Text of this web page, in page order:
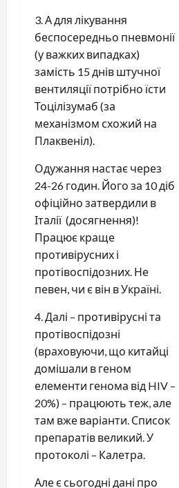
3. А для лікування
беспосередньо пневмонії
(у важких випадках)
замість 15 днів штучної
вентиляції потрібно їсти
Тоцілізумаб (за
механізмом схожий на
Плаквеніл).
Одужання настає через
24-26 годин. Його за 10 діб
офіційно затвердили в
Італії (досягнення)!
Працює краще
противірусних і
протівоспідозних. Не
певен, чи є він в Україні.
4. Далі – противірусні та
протівоспідозні
(враховуючи, що китайці
домішали в геном
елементи генома від HIV –
20%) – працюють теж, але
там вже варіанти. Список
препаратів великий. У
протоколі – Калетра.
Але є сьогодні дані про